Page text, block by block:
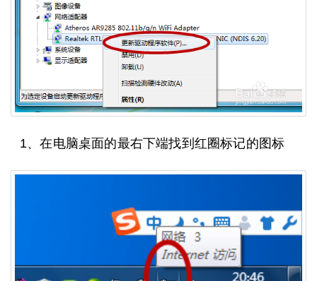
1、在电脑桌面的最右下端找到红圈标记的图标